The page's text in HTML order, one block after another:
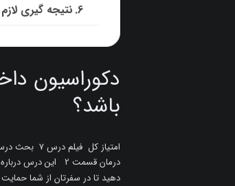
نتیجه گیری
دکوراسیون
باشد؟
درمان قسمت 2 این
دهید تا در سفرتان از شما